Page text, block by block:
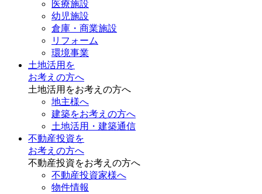
医療施設
幼児施設
倉庫・商業施設
リフォーム
環境事業
土地活用を
お考えの方へ
土地活用をお考えの方へ
地主様へ
建築をお考えの方へ
土地活用・建築通信
不動産投資を
お考えの方へ
不動産投資をお考えの方へ
不動産投資家様へ
物件情報